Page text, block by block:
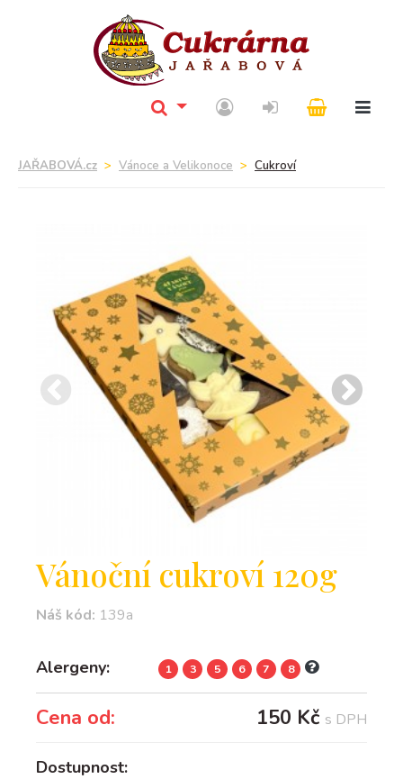
JAŘABOVÁ.cz Vánoce a Velikonoce Cukroví
Vánoční cukroví 120g
Náš kód: 139a
Alergeny: 1 3 5 6 7 8
Cena od: 150 Kč s DPH
Dostupnost: